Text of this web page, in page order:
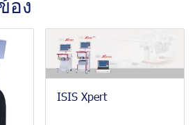
อง
ISIS Xpert